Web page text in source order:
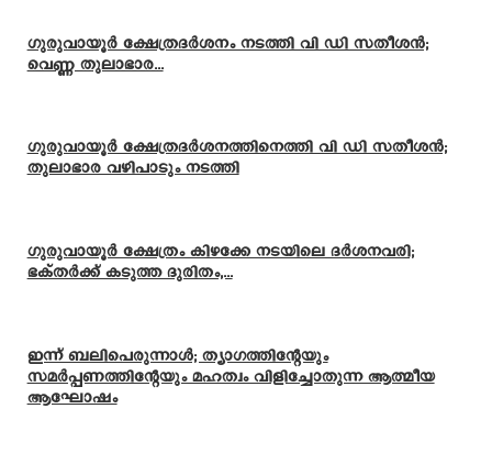
ഗുരുവായൂർ ക്ഷേത്രദർശനം നടത്തി വി ഡി സതീശൻ;
വെണ്ണ തുലാഭാര...
ഗുരുവായൂർ ക്ഷേത്രദർശനത്തിനെത്തി വി ഡി സതീശൻ;
തുലാഭാര വഴിപാടും നടത്തി
ഗുരുവായൂർ ക്ഷേത്രം കിഴക്കേ നടയിലെ ദർശനവരി;
ഭക്തർക്ക് കടുത്ത ദുരിതം,...
ഇന്ന് ബലിപെരുന്നാള്‍; ത്യാഗത്തിന്റേയും
സമര്‍പ്പണത്തിന്റേയും മഹത്വം വിളിച്ചോതുന്ന ആത്മീയ
ആഘോഷം